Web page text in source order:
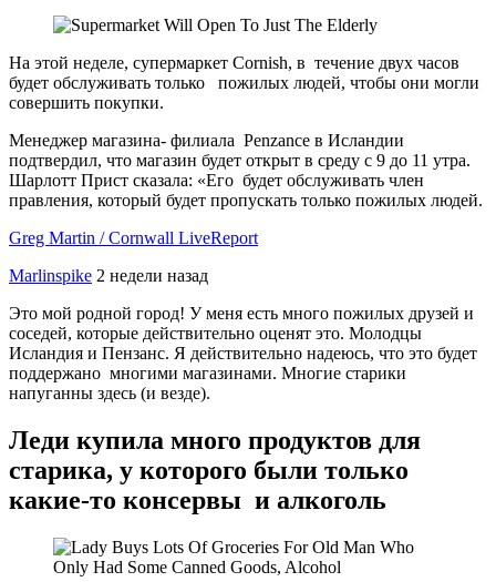
На этой неделе, супермаркет Cornish, в течение двух часов
будет обслуживать только пожилых людей, чтобы они могли
совершить покупки.
Менеджер магазина- филиала Penzance в Исландии
подтвердил, что магазин будет открыт в среду с 9 до 11 утра.
Шарлотт Прист сказала: «Его будет обслуживать член
правления, который будет пропускать только пожилых людей.
Greg Martin / Cornwall LiveReport
Marlinspike 2 недели назад
Это мой родной город! У меня есть много пожилых друзей и
соседей, которые действительно оценят это. Молодцы
Исландия и Пензанс. Я действительно надеюсь, что это будет
поддержано многими магазинами. Многие старики
напуганны здесь (и везде).
Леди купила много продуктов для
старика, у которого были только
какие-то консервы и алкоголь